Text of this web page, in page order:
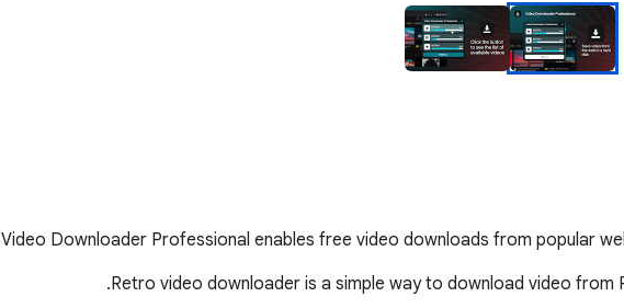
Video Downloader Professional enables free video downloads from popular